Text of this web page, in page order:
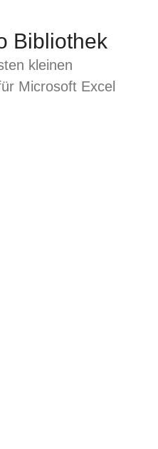
Bibliothek
kleinen
Microsoft Excel